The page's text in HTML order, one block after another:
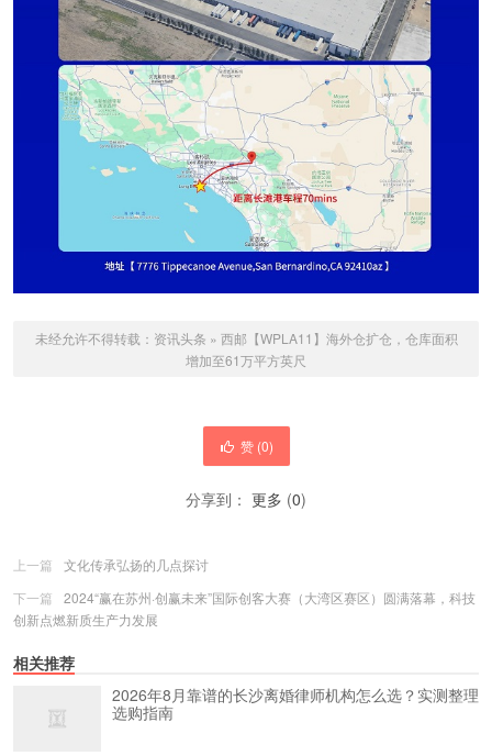
未经允许不得转载： 资讯头条 » 西邮【WPLA11】海外仓扩仓，仓库面积
增加至61万平方英尺
赞 (0)
分享到： 更多 (0)
上一篇
文化传承弘扬的几点探讨
下一篇
2024“赢在苏州·创赢未来”国际创客大赛（大湾区赛区）圆满落幕，科技
创新点燃新质生产力发展
相关推荐
2026年8月靠谱的长沙离婚律师机构怎么选？实测整理
选购指南